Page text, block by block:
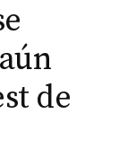
de